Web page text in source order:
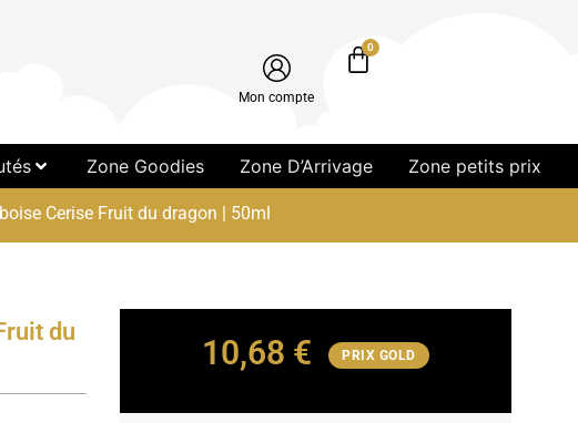
Mon compte
0
Zone Goodies Zone D’Arrivage Zone petits prix
Cerise Fruit du dragon | 50ml
du
10,68 € PRIX GOLD